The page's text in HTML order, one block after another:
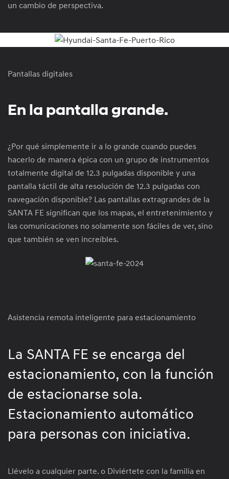
un cambio de perspectiva.
Pantallas digitales
En la pantalla grande.
¿Por qué simplemente ir a lo grande cuando puedes
hacerlo de manera épica con un grupo de instrumentos
totalmente digital de 12.3 pulgadas disponible y una
pantalla táctil de alta resolución de 12.3 pulgadas con
navegación disponible? Las pantallas extragrandes de la
SANTA FE significan que los mapas, el entretenimiento y
las comunicaciones no solamente son fáciles de ver, sino
que también se ven increíbles.
Asistencia remota inteligente para estacionamiento
La SANTA FE se encarga del
estacionamiento, con la función
de estacionarse sola.
Estacionamiento automático
para personas con iniciativa.
Llévelo a cualquier parte. o Diviértete con la familia en